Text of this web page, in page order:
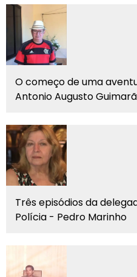
O começo de uma
Antonio Augusto
Três episódios da
Polícia - Pedro Marinho